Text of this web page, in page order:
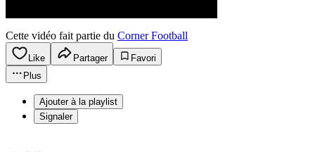
Cette vidéo fait partie du Corner Football
Like Partager
Favori
Plus
Ajouter à la playlist
Signaler